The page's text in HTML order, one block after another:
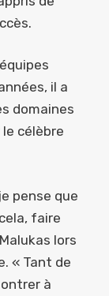
il a
domaines
le célèbre
pense que
faire
lors
« Tant de
à